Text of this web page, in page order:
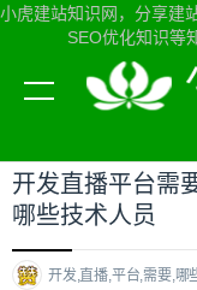
小虎建站知识网，分享建
SEO优化知识等
当前位置：小虎建站知
开发直播平台需
哪些技术人员
开发,直播,平台,需要,哪